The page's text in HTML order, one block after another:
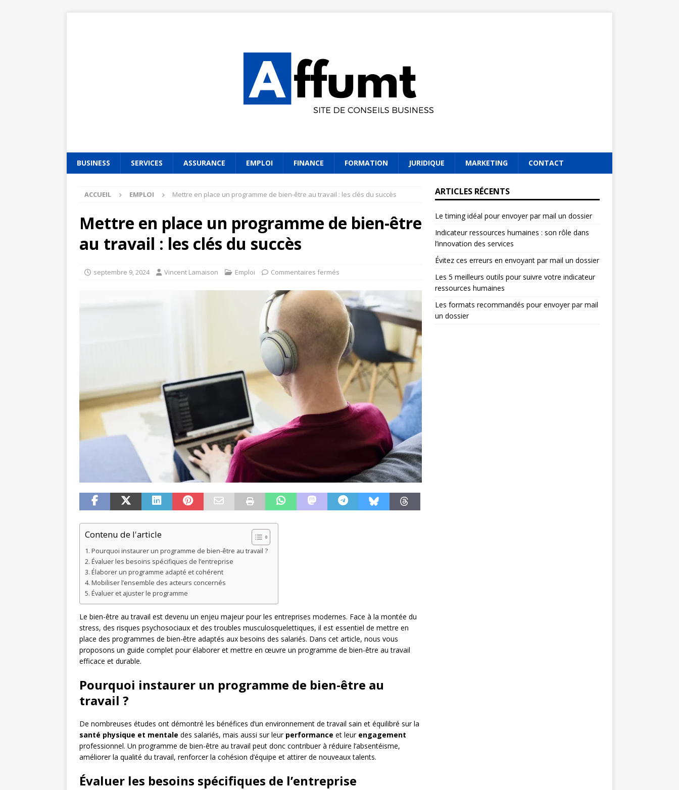
BUSINESS SERVICES ASSURANCE EMPLOI FINANCE FORMATION JURIDIQUE MARKETING CONTACT
ACCUEIL EMPLOI Mettre en place un programme de bien-être au travail : les clés du succès
Mettre en place un programme de bien-être
au travail : les clés du succès
septembre 9, 2024 Vincent Lamaison Emploi Commentaires fermés
Contenu de l'article
Pourquoi instaurer un programme de bien-être au travail ?
Évaluer les besoins spécifiques de l’entreprise
Élaborer un programme adapté et cohérent
Mobiliser l’ensemble des acteurs concernés
Évaluer et ajuster le programme
Le bien-être au travail est devenu un enjeu majeur pour les entreprises modernes. Face à la montée du
stress, des risques psychosociaux et des troubles musculosquelettiques, il est essentiel de mettre en
place des programmes de bien-être adaptés aux besoins des salariés. Dans cet article, nous vous
proposons un guide complet pour élaborer et mettre en œuvre un programme de bien-être au travail
efficace et durable.
Pourquoi instaurer un programme de bien-être au
travail ?
De nombreuses études ont démontré les bénéfices d’un environnement de travail sain et équilibré sur la
santé physique et mentale des salariés, mais aussi sur leur performance et leur engagement
professionnel. Un programme de bien-être au travail peut donc contribuer à réduire l’absentéisme,
améliorer la qualité du travail, renforcer la cohésion d’équipe et attirer de nouveaux talents.
Évaluer les besoins spécifiques de l’entreprise
ARTICLES RÉCENTS
Le timing idéal pour envoyer par mail un dossier
Indicateur ressources humaines : son rôle dans
l’innovation des services
Évitez ces erreurs en envoyant par mail un dossier
Les 5 meilleurs outils pour suivre votre indicateur
ressources humaines
Les formats recommandés pour envoyer par mail
un dossier